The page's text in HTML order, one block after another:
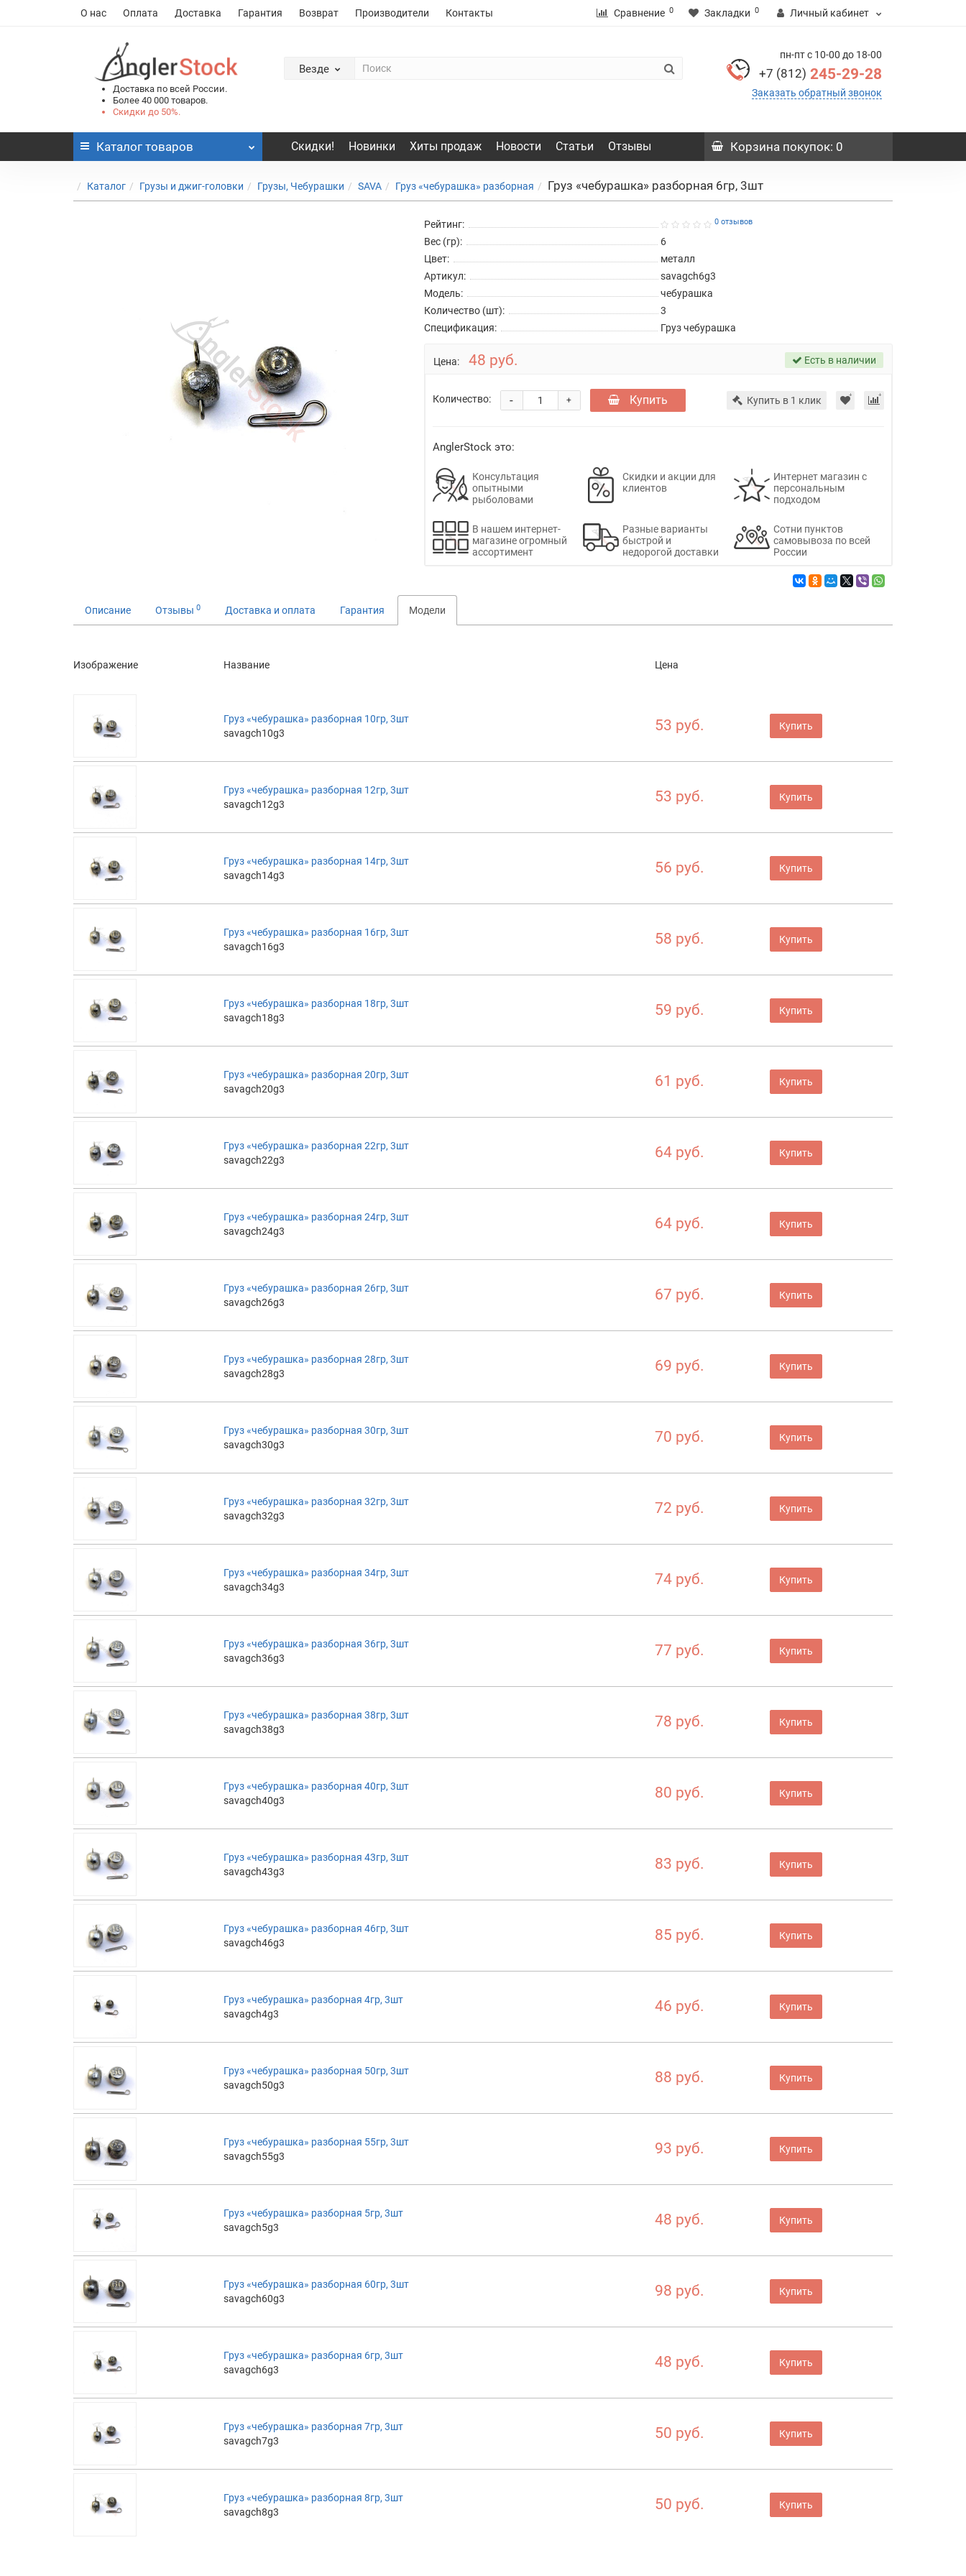
О нас Оплата Доставка Гарантия Возврат Производители Контакты Сравнение 0 Закладки 0 Личный кабинет
Доставка по всей России.
Более 40 000 товаров.
Скидки до 50%.
Везде
пн-пт с 10-00 до 18-00
+7 (812) 245-29-28
Заказать обратный звонок
Каталог товаров Скидки! Новинки Хиты продаж Новости Статьи Отзывы Корзина покупок: 0
Каталог Грузы и джиг-головки Грузы, Чебурашки SAVA Груз «чебурашка» разборная Груз «чебурашка» разборная 6гр, 3шт
Рейтинг: 0 отзывов
Вес (гр):
6
Цвет:
металл
Артикул:
savagch6g3
Модель:
чебурашка
Количество (шт):
3
Спецификация:
Груз чебурашка
Цена: 48 руб. Есть в наличии
Количество: +
- Купить Купить в 1 клик
AnglerStock это:
Консультация
опытными
рыболовами
Скидки и акции для
клиентов
Интернет магазин с
персональным
подходом
В нашем интернет-
магазине огромный
ассортимент
Разные варианты
быстрой и
недорогой доставки
Сотни пунктов
самовывоза по всей
России
Описание Отзывы 0 Доставка и оплата Гарантия Модели
Изображение Название Цена
Груз «чебурашка» разборная 10гр, 3шт
savagch10g3
53 руб. Купить
Груз «чебурашка» разборная 12гр, 3шт
savagch12g3
53 руб. Купить
Груз «чебурашка» разборная 14гр, 3шт
savagch14g3
56 руб. Купить
Груз «чебурашка» разборная 16гр, 3шт
savagch16g3
58 руб. Купить
Груз «чебурашка» разборная 18гр, 3шт
savagch18g3
59 руб. Купить
Груз «чебурашка» разборная 20гр, 3шт
savagch20g3
61 руб. Купить
Груз «чебурашка» разборная 22гр, 3шт
savagch22g3
64 руб. Купить
Груз «чебурашка» разборная 24гр, 3шт
savagch24g3
64 руб. Купить
Груз «чебурашка» разборная 26гр, 3шт
savagch26g3
67 руб. Купить
Груз «чебурашка» разборная 28гр, 3шт
savagch28g3
69 руб. Купить
Груз «чебурашка» разборная 30гр, 3шт
savagch30g3
70 руб. Купить
Груз «чебурашка» разборная 32гр, 3шт
savagch32g3
72 руб. Купить
Груз «чебурашка» разборная 34гр, 3шт
savagch34g3
74 руб. Купить
Груз «чебурашка» разборная 36гр, 3шт
savagch36g3
77 руб. Купить
Груз «чебурашка» разборная 38гр, 3шт
savagch38g3
78 руб. Купить
Груз «чебурашка» разборная 40гр, 3шт
savagch40g3
80 руб. Купить
Груз «чебурашка» разборная 43гр, 3шт
savagch43g3
83 руб. Купить
Груз «чебурашка» разборная 46гр, 3шт
savagch46g3
85 руб. Купить
Груз «чебурашка» разборная 4гр, 3шт
savagch4g3
46 руб. Купить
Груз «чебурашка» разборная 50гр, 3шт
savagch50g3
88 руб. Купить
Груз «чебурашка» разборная 55гр, 3шт
savagch55g3
93 руб. Купить
Груз «чебурашка» разборная 5гр, 3шт
savagch5g3
48 руб. Купить
Груз «чебурашка» разборная 60гр, 3шт
savagch60g3
98 руб. Купить
Груз «чебурашка» разборная 6гр, 3шт
savagch6g3
48 руб. Купить
Груз «чебурашка» разборная 7гр, 3шт
savagch7g3
50 руб. Купить
Груз «чебурашка» разборная 8гр, 3шт
savagch8g3
50 руб. Купить